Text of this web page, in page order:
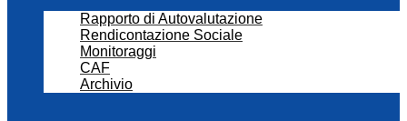
Rapporto di Autovalutazione
Rendicontazione Sociale
Monitoraggi
CAF
Archivio